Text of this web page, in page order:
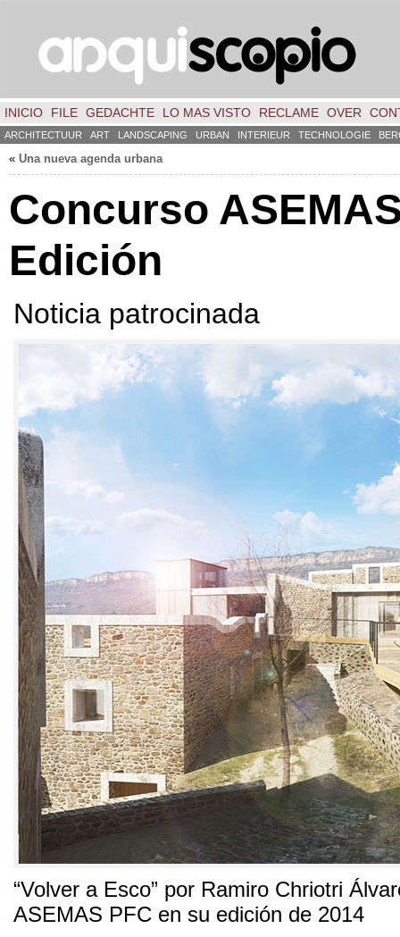
INICIO FILE GEDACHTE LO MAS VISTO RECLAME OVER
ARCHITECTUUR ART LANDSCAPING URBAN INTERIEUR TECHNOLOGIE
« Una nueva agenda urbana
Concurso
Edición
Noticia patrocinada
“Volver a Esco” por Ramiro Chriotri
ASEMAS PFC en su edición de 2014